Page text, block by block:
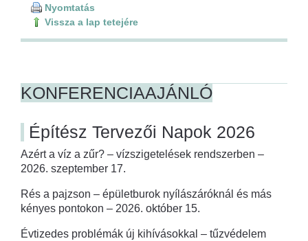
Nyomtatás
Vissza a lap tetejére
KONFERENCIAAJÁNLÓ
Építész Tervezői Napok 2026
Azért a víz a zűr? – vízszigetelések rendszerben –
2026. szeptember 17.
Rés a pajzson – épületburok nyílászáróknál és más
kényes pontokon – 2026. október 15.
Évtizedes problémák új kihívásokkal – tűzvédelem